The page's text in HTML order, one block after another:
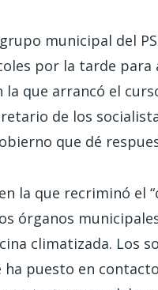
municipal del
por la tarde para
que arrancó el
de los
que dé
la que recriminó el
órganos
climatizada. Los
puesto en